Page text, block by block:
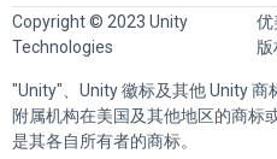
Copyright © 2023 Unity
Technologies
优
"Unity"、Unity 徽标及其他 Unity 商
附属机构在美国及其他地区的商标
是其各自所有者的商标。